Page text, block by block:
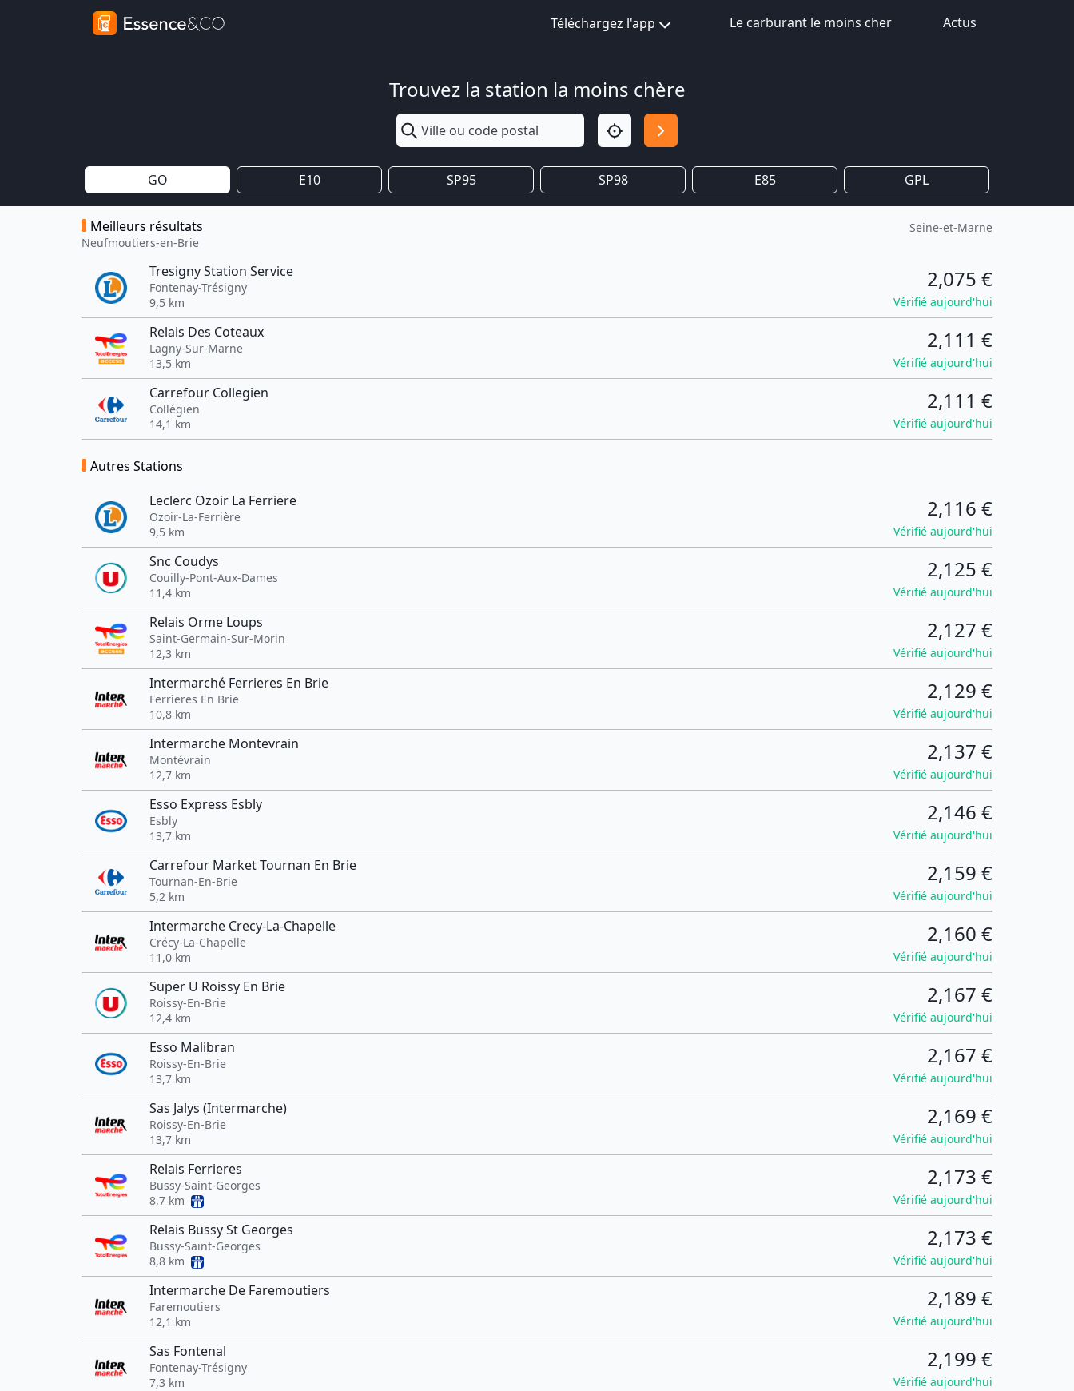
Téléchargez l'app Le carburant le moins cher Actus
Trouvez la station la moins chère
GO E10 SP95 SP98 E85 GPL
Meilleurs résultats
Neufmoutiers-en-Brie
Seine-et-Marne
Tresigny Station Service
Fontenay-Trésigny
9,5 km
2,075 €
Vérifié aujourd'hui
Relais Des Coteaux
Lagny-Sur-Marne
13,5 km
2,111 €
Vérifié aujourd'hui
Carrefour Collegien
Collégien
14,1 km
2,111 €
Vérifié aujourd'hui
Autres Stations
Leclerc Ozoir La Ferriere
Ozoir-La-Ferrière
9,5 km
2,116 €
Vérifié aujourd'hui
Snc Coudys
Couilly-Pont-Aux-Dames
11,4 km
2,125 €
Vérifié aujourd'hui
Relais Orme Loups
Saint-Germain-Sur-Morin
12,3 km
2,127 €
Vérifié aujourd'hui
Intermarché Ferrieres En Brie
Ferrieres En Brie
10,8 km
2,129 €
Vérifié aujourd'hui
Intermarche Montevrain
Montévrain
12,7 km
2,137 €
Vérifié aujourd'hui
Esso Express Esbly
Esbly
13,7 km
2,146 €
Vérifié aujourd'hui
Carrefour Market Tournan En Brie
Tournan-En-Brie
5,2 km
2,159 €
Vérifié aujourd'hui
Intermarche Crecy-La-Chapelle
Crécy-La-Chapelle
11,0 km
2,160 €
Vérifié aujourd'hui
Super U Roissy En Brie
Roissy-En-Brie
12,4 km
2,167 €
Vérifié aujourd'hui
Esso Malibran
Roissy-En-Brie
13,7 km
2,167 €
Vérifié aujourd'hui
Sas Jalys (Intermarche)
Roissy-En-Brie
13,7 km
2,169 €
Vérifié aujourd'hui
Relais Ferrieres
Bussy-Saint-Georges
8,7 km
2,173 €
Vérifié aujourd'hui
Relais Bussy St Georges
Bussy-Saint-Georges
8,8 km
2,173 €
Vérifié aujourd'hui
Intermarche De Faremoutiers
Faremoutiers
12,1 km
2,189 €
Vérifié aujourd'hui
Sas Fontenal
Fontenay-Trésigny
7,3 km
2,199 €
Vérifié aujourd'hui